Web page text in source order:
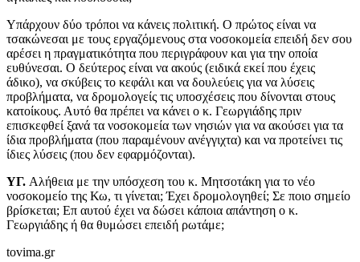
Υπάρχουν δύο τρόποι να κάνεις πολιτική. Ο πρώτος είναι να
τσακώνεσαι με τους εργαζόμενους στα νοσοκομεία επειδή δεν σου
αρέσει η πραγματικότητα που περιγράφουν και για την οποία
ευθύνεσαι. Ο δεύτερος είναι να ακούς (ειδικά εκεί που έχεις
άδικο), να σκύβεις το κεφάλι και να δουλεύεις για να λύσεις
προβλήματα, να δρομολογείς τις υποσχέσεις που δίνονται στους
κατοίκους. Αυτό θα πρέπει να κάνει ο κ. Γεωργιάδης πριν
επισκεφθεί ξανά τα νοσοκομεία των νησιών για να ακούσει για τα
ίδια προβλήματα (που παραμένουν ανέγγιχτα) και να προτείνει τις
ίδιες λύσεις (που δεν εφαρμόζονται).
ΥΓ. Αλήθεια με την υπόσχεση του κ. Μητσοτάκη για το νέο
νοσοκομείο της Κω, τι γίνεται; Έχει δρομολογηθεί; Σε ποιο σημείο
βρίσκεται; Επ αυτού έχει να δώσει κάποια απάντηση ο κ.
Γεωργιάδης ή θα θυμώσει επειδή ρωτάμε;
tovima.gr